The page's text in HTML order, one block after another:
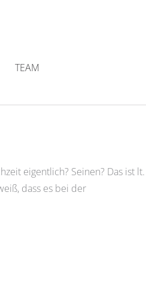
TEAM
eigentlich? Seinen? Das ist lt.
dass es bei der